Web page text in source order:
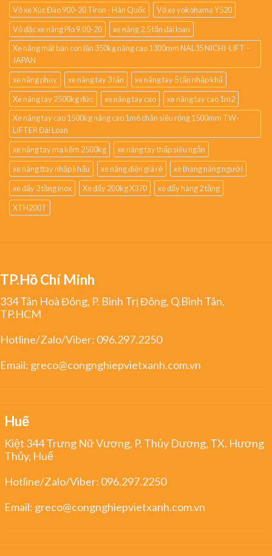
Vỏ xe Xúc Đào 900-20 Tiron - Hàn Quốc
Vỏ xe yokohama Y520
Vỏ đặc xe nâng Pio 9.00-20
xe nâng 2.5 tấn đài loan
Xe nâng mặt bàn con lăn 350kg nâng cao 1300mm NAL35 NICHI-LIFT –
JAPAN
xe nâng phuy
xe nâng tay 3 tấn
xe nâng tay 5 tấn nhập khẩ
Xe nâng tay 2500kg đức
xe nâng tay cao
xe nâng tay cao 1m2
Xe nâng tay cao 1500kg nâng cao 1m6 chân siêu rộng 1500mm TW-
LIFTER Đài Loan
xe nâng tay mạ kẽm 2500kg
xe nâng tay thấp siêu ngắn
xe nâng ttay nhập khẩu
xe nâng điện giá rẻ
xe thang nâng người
xe đẩy 3 tầng inox
Xe đẩy 200kg X370
xe đẩy hàng 2 tầng
XTH200T
TP.Hồ Chí Minh
334 Tân Hoà Đông, P. Bình Trị Đông, Q.Bình Tân,
TP.HCM
Hotline/Zalo/Viber: 096.297.2250
Email: greco@congnghiepvietxanh.com.vn
Huế
Kiệt 344 Trưng Nữ Vương, P. Thủy Dương, TX. Hương
Thủy, Huế
Hotline/Zalo/Viber: 096.297.2250
Email: greco@congnghiepvietxanh.com.vn